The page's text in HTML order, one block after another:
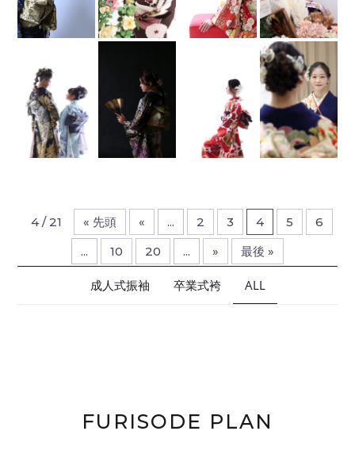
4 / 21 « 先頭 « ... 2 3 4 5
6
...
10 20 ... » 最後 »
成人式振袖 卒業式袴 ALL
FURISODE PLAN